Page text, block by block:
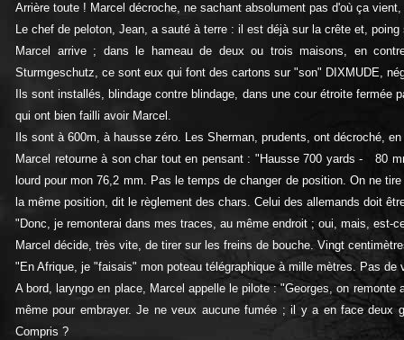
Arrière toute ! Marcel décroche, ne sachant absolument pas d'où ça
Le chef de peloton, Jean, a sauté à terre : il est déjà sur la crête et,
Marcel arrive ; dans le hameau de deux ou trois maisons, en
Sturmgeschutz, ce sont eux qui font des cartons sur "son" DIXMUDE,
Ils sont installés, blindage contre blindage, dans une cour étroite
qui ont bien failli avoir Marcel.
Ils sont à 600m, à hausse zéro. Les Sherman, prudents, ont décroché,
Marcel retourne à son char tout en pensant : "Hausse 700 yards - 80
lourd pour mon 76,2 mm. Pas le temps de changer de position. On ne
la même position, dit le règlement des chars. Celui des allemands doit
"Donc, je remonterai dans mes traces, au même endroit ; oui, mais, est-
Marcel décide, très vite, de tirer sur les freins de bouche. Vingt
"En Afrique, je "faisais" mon poteau télégraphique à mille mètres. Pas
A bord, laryngo en place, Marcel appelle le pilote : "Georges, on
même pour embrayer. Je ne veux aucune fumée ; il y a en face
Compris ?